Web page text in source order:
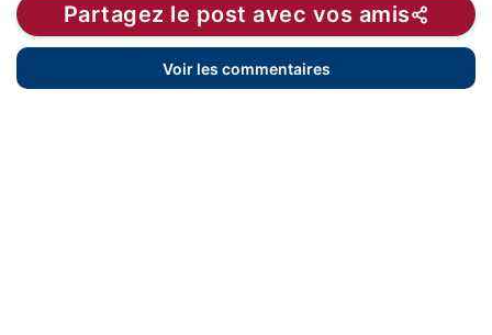
Partagez le post avec vos amis
Voir les commentaires